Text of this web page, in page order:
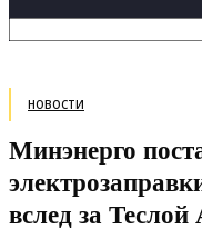
НОВОСТИ
Минэнерго
вслед за